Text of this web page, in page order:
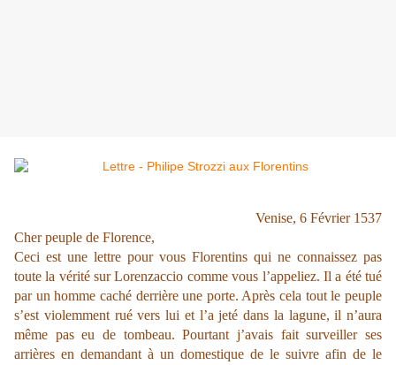
Venise, 6 Février 1537
Cher peuple de Florence,
Ceci est une lettre pour vous Florentins qui ne connaissez pas
toute la vérité sur Lorenzaccio comme vous l’appeliez. Il a été tué
par un homme caché derrière une porte. Après cela tout le peuple
s’est violemment rué vers lui et l’a jeté dans la lagune, il n’aura
même pas eu de tombeau. Pourtant j’avais fait surveiller ses
arrières en demandant à un domestique de le suivre afin de le